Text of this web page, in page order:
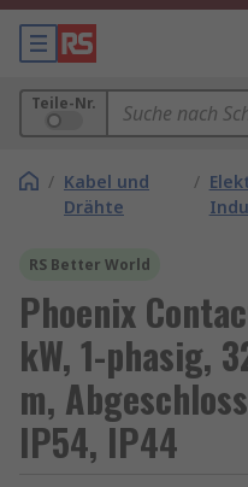
Teile-Nr.
/ Kabel und
Drähte
/
RS Better World
Phoenix
kW, 1-phasig,
m,
IP54, IP44